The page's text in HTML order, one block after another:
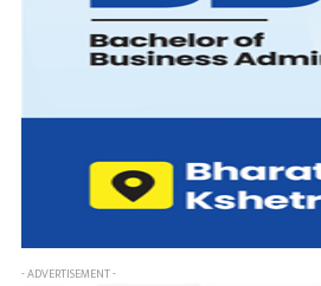
- ADVERTISEMENT -